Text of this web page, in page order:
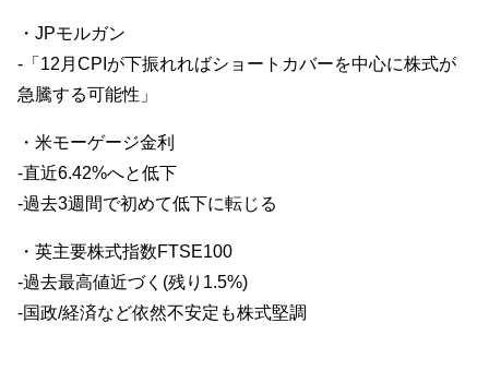
・JPモルガン
-「12月CPIが下振れればショートカバーを中心に株式が
急騰する可能性」
・米モーゲージ金利
-直近6.42%へと低下
-過去3週間で初めて低下に転じる
・英主要株式指数FTSE100
-過去最高値近づく(残り1.5%)
-国政/経済など依然不安定も株式堅調